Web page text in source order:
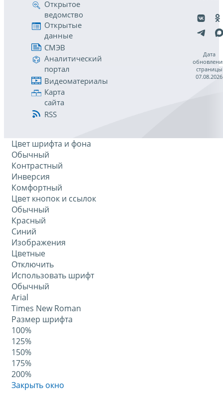
Открытое
ведомство
Открытые
данные
СМЭВ
Аналитический
портал
Видеоматериалы
Карта
сайта
RSS
Дата
страницы
07.08.2026
Цвет шрифта и фона
Обычный
Контрастный
Инверсия
Комфортный
Цвет кнопок и ссылок
Обычный
Красный
Синий
Изображения
Цветные
Отключить
Использовать шрифт
Обычный
Arial
Times New Roman
Размер шрифта
100%
125%
150%
175%
200%
Закрыть окно